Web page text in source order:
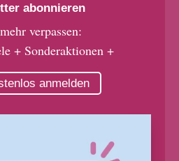
abonnieren
verpassen:
+ Sonderaktionen +
anmelden